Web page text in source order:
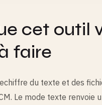
cet outil
faire
du texte et des
Le mode texte renvoie